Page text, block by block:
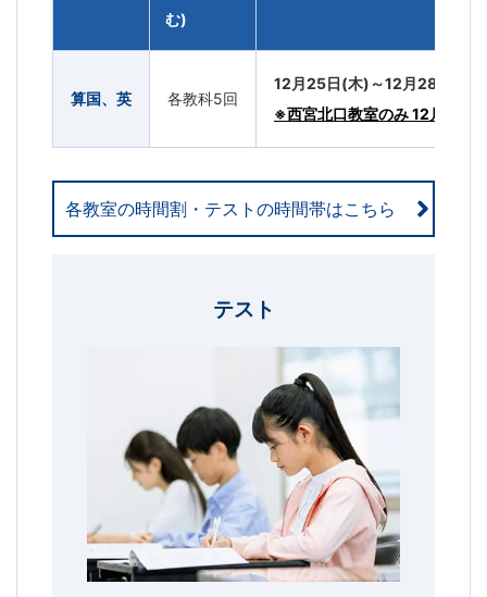
む)
算国、英 各教科5回
12月25日(木)～12月28日(日
※西宮北口教室のみ 12月26
各教室の時間割・テストの時間帯はこちら
テスト